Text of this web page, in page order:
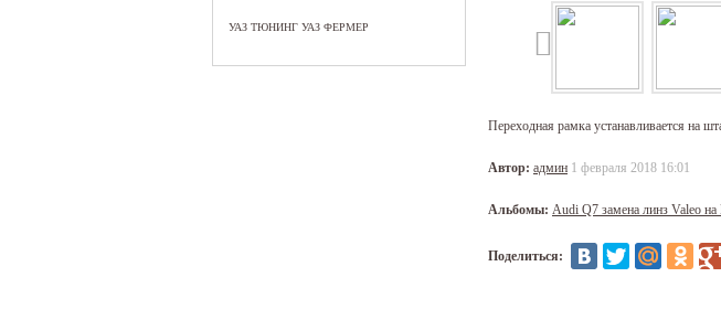
УАЗ ТЮНИНГ УАЗ ФЕРМЕР
Переходная рамка устанавливается на
Автор: админ 1 февраля 2018 16:01
Альбомы: Audi Q7 замена линз Valeo на
Поделиться: